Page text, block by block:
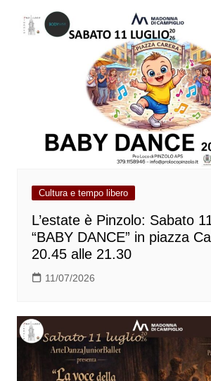
Cultura e tempo libero
L’estate è Pinzolo: Sabato
“BABY DANCE” in piazza
20.45 alle 21.30
11/07/2026